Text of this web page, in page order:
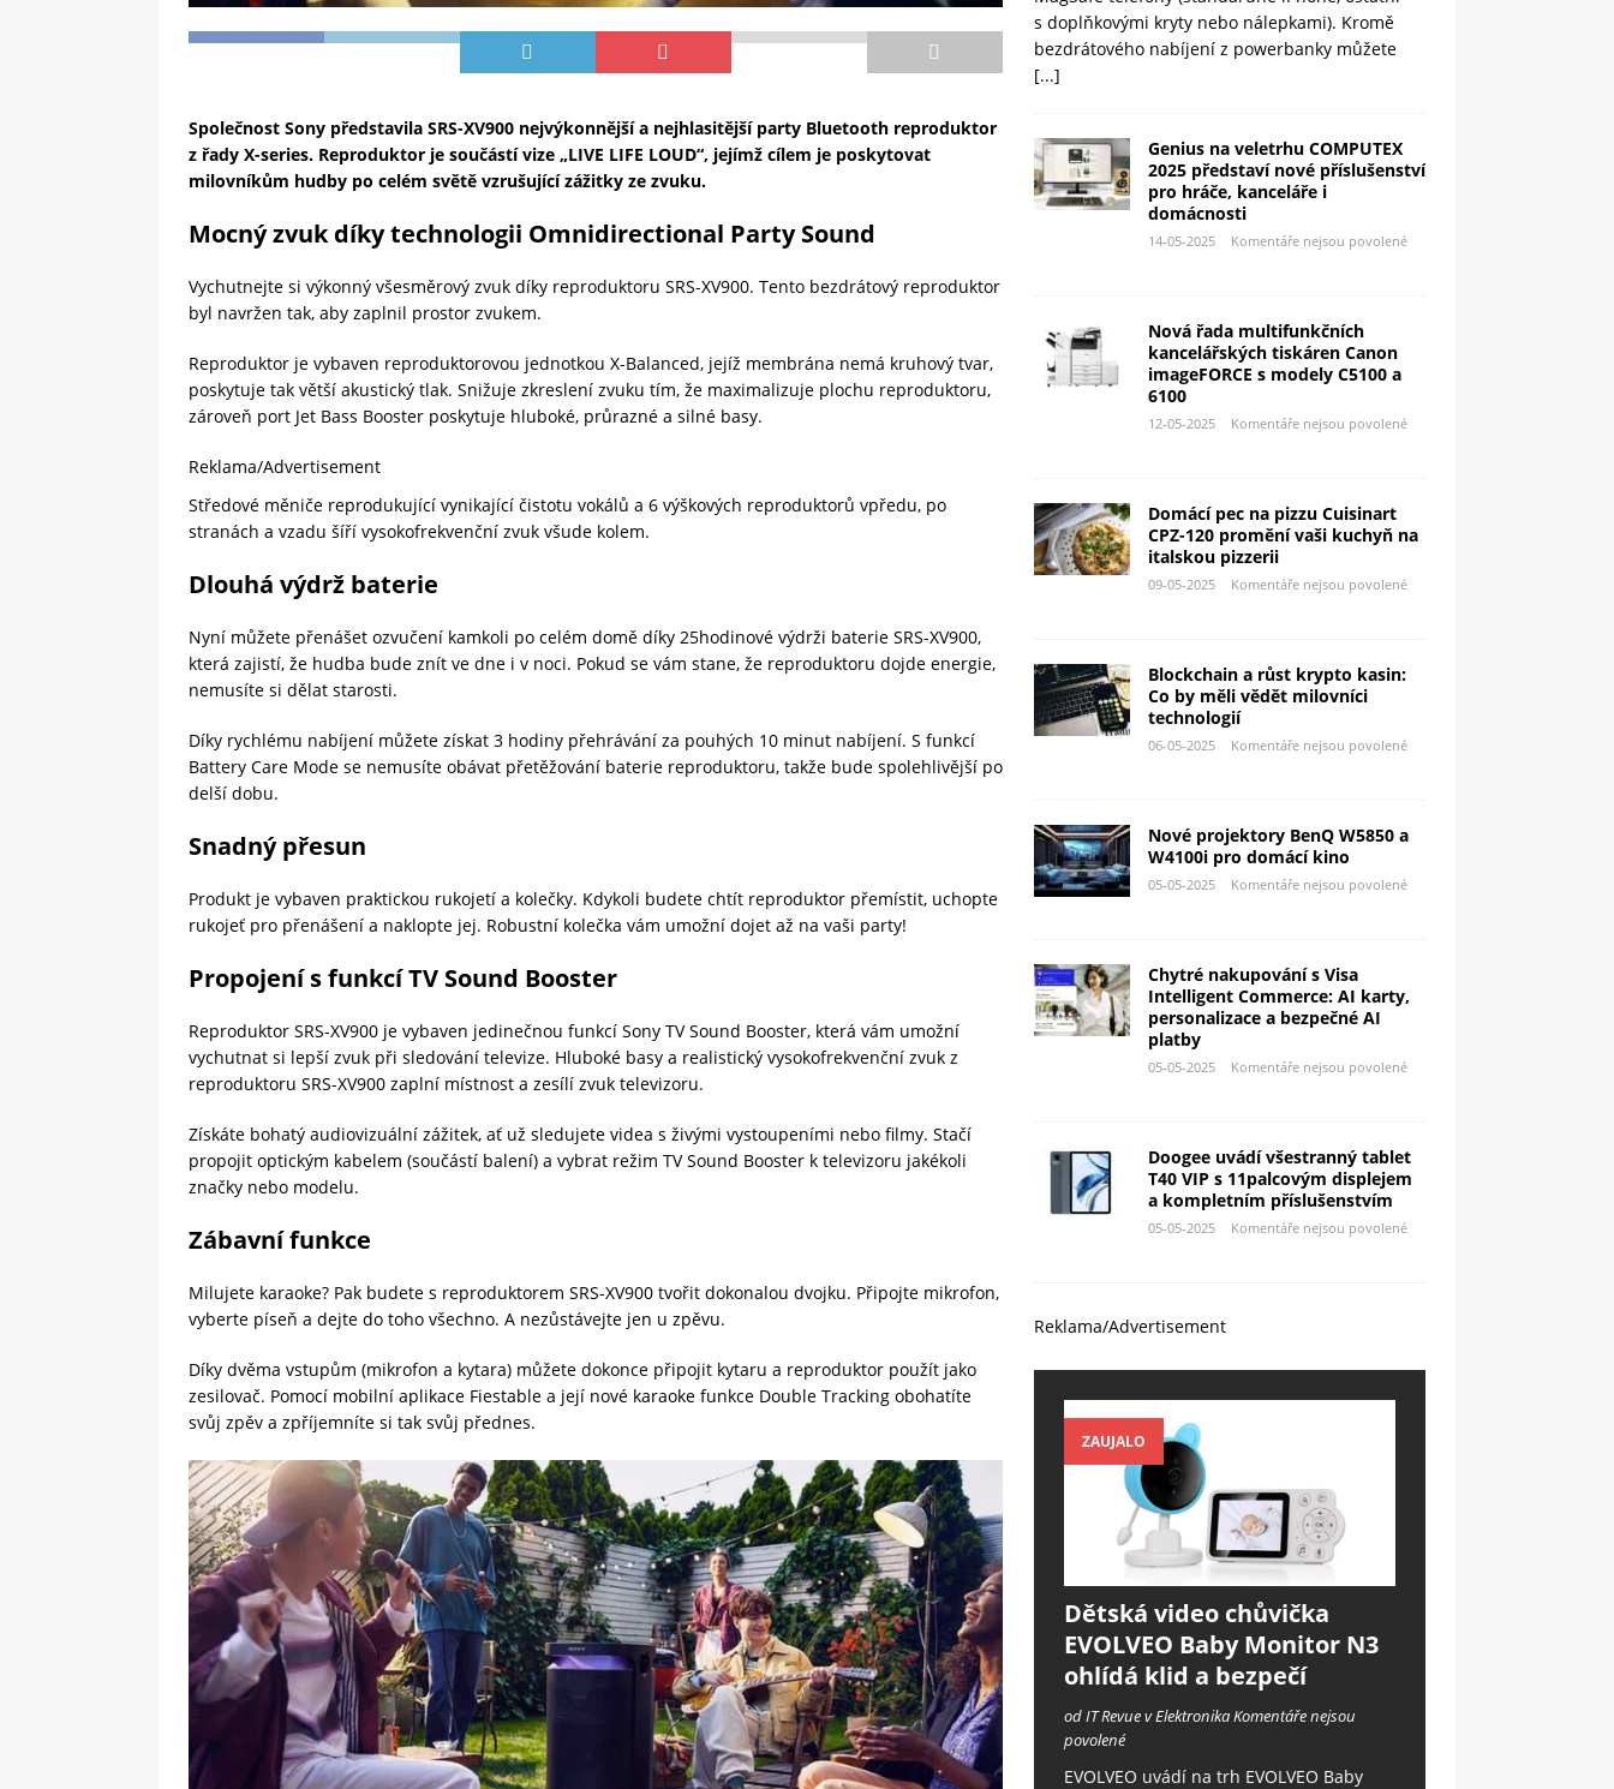
Společnost Sony představila SRS-XV900 nejvýkonnější a nejhlasitější party Bluetooth reproduktor
z řady X-series. Reproduktor je součástí vize „LIVE LIFE LOUD“, jejímž cílem je poskytovat
milovníkům hudby po celém světě vzrušující zážitky ze zvuku.
Mocný zvuk díky technologii Omnidirectional Party Sound
Vychutnejte si výkonný všesměrový zvuk díky reproduktoru SRS-XV900. Tento bezdrátový reproduktor
byl navržen tak, aby zaplnil prostor zvukem.
Reproduktor je vybaven reproduktorovou jednotkou X-Balanced, jejíž membrána nemá kruhový tvar,
poskytuje tak větší akustický tlak. Snižuje zkreslení zvuku tím, že maximalizuje plochu reproduktoru,
zároveň port Jet Bass Booster poskytuje hluboké, průrazné a silné basy.
Reklama/Advertisement
Středové měniče reprodukující vynikající čistotu vokálů a 6 výškových reproduktorů vpředu, po
stranách a vzadu šíří vysokofrekvenční zvuk všude kolem.
Dlouhá výdrž baterie
Nyní můžete přenášet ozvučení kamkoli po celém domě díky 25hodinové výdrži baterie SRS-XV900,
která zajistí, že hudba bude znít ve dne i v noci. Pokud se vám stane, že reproduktoru dojde energie,
nemusíte si dělat starosti.
Díky rychlému nabíjení můžete získat 3 hodiny přehrávání za pouhých 10 minut nabíjení. S funkcí
Battery Care Mode se nemusíte obávat přetěžování baterie reproduktoru, takže bude spolehlivější po
delší dobu.
Snadný přesun
Produkt je vybaven praktickou rukojetí a kolečky. Kdykoli budete chtít reproduktor přemístit, uchopte
rukojeť pro přenášení a naklopte jej. Robustní kolečka vám umožní dojet až na vaši party!
Propojení s funkcí TV Sound Booster
Reproduktor SRS-XV900 je vybaven jedinečnou funkcí Sony TV Sound Booster, která vám umožní
vychutnat si lepší zvuk při sledování televize. Hluboké basy a realistický vysokofrekvenční zvuk z
reproduktoru SRS-XV900 zaplní místnost a zesílí zvuk televizoru.
Získáte bohatý audiovizuální zážitek, ať už sledujete videa s živými vystoupeními nebo filmy. Stačí
propojit optickým kabelem (součástí balení) a vybrat režim TV Sound Booster k televizoru jakékoli
značky nebo modelu.
Zábavní funkce
Milujete karaoke? Pak budete s reproduktorem SRS-XV900 tvořit dokonalou dvojku. Připojte mikrofon,
vyberte píseň a dejte do toho všechno. A nezůstávejte jen u zpěvu.
Díky dvěma vstupům (mikrofon a kytara) můžete dokonce připojit kytaru a reproduktor použít jako
zesilovač. Pomocí mobilní aplikace Fiestable a její nové karaoke funkce Double Tracking obohatíte
svůj zpěv a zpříjemníte si tak svůj přednes.
s doplňkovými kryty nebo nálepkami). Kromě
bezdrátového nabíjení z powerbanky můžete
[...]
Genius na veletrhu COMPUTEX
2025 představí nové příslušenství
pro hráče, kanceláře i
domácnosti
14-05-2025 Komentáře nejsou povolené
Nová řada multifunkčních
kancelářských tiskáren Canon
imageFORCE s modely C5100 a
6100
12-05-2025 Komentáře nejsou povolené
Domácí pec na pizzu Cuisinart
CPZ-120 promění vaši kuchyň na
italskou pizzerii
09-05-2025 Komentáře nejsou povolené
Blockchain a růst krypto kasin:
Co by měli vědět milovníci
technologií
06-05-2025 Komentáře nejsou povolené
Nové projektory BenQ W5850 a
W4100i pro domácí kino
05-05-2025 Komentáře nejsou povolené
Chytré nakupování s Visa
Intelligent Commerce: AI karty,
personalizace a bezpečné AI
platby
05-05-2025 Komentáře nejsou povolené
Doogee uvádí všestranný tablet
T40 VIP s 11palcovým displejem
a kompletním příslušenstvím
05-05-2025 Komentáře nejsou povolené
Reklama/Advertisement
ZAUJALO
Dětská video chůvička
EVOLVEO Baby Monitor N3
ohlídá klid a bezpečí
od IT Revue v ElektronikaKomentáře nejsou
povolené
EVOLVEO uvádí na trh EVOLVEO Baby